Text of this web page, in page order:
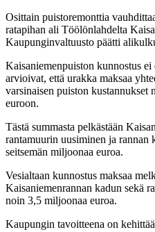
Osittain puistoremonttia
ratapihan ali Töölönlahdelta
Kaupunginvaltuusto päätti
Kaisaniemenpuiston kunnostus
arvioivat, että urakka maksaa
varsinaisen puiston
euroon.
Tästä summasta pelkästään
rantamuurin uusiminen ja rannan
seitsemän miljoonaa euroa.
Vesialtaan kunnostus maksaa
Kaisaniemenrannan kadun sekä
noin 3,5 miljoonaa euroa.
Kaupungin tavoitteena on